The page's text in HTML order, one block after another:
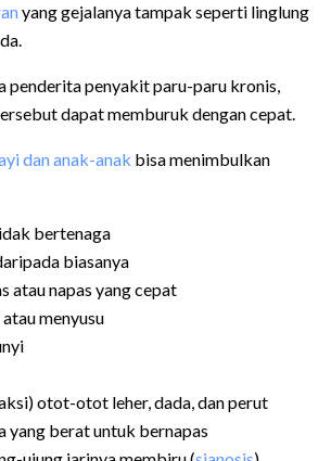
yang gejalanya tampak seperti linglung
penderita penyakit paru-paru kronis,
dapat memburuk dengan cepat.
dan anak-anak bisa menimbulkan
bertenaga
biasanya
atau napas yang cepat
menyusu
otot-otot leher, dada, dan perut
yang berat untuk bernapas